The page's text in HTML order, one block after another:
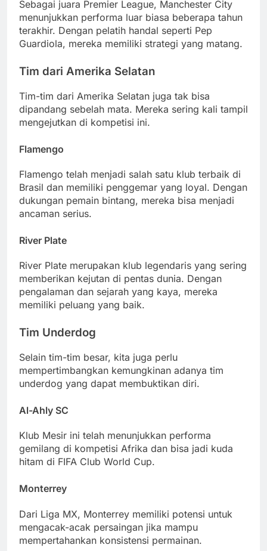
Sebagai juara Premier League, Manchester City
menunjukkan performa luar biasa beberapa tahun
terakhir. Dengan pelatih handal seperti Pep
Guardiola, mereka memiliki strategi yang matang.
Tim dari Amerika Selatan
Tim-tim dari Amerika Selatan juga tak bisa
dipandang sebelah mata. Mereka sering kali tampil
mengejutkan di kompetisi ini.
Flamengo
Flamengo telah menjadi salah satu klub terbaik di
Brasil dan memiliki penggemar yang loyal. Dengan
dukungan pemain bintang, mereka bisa menjadi
ancaman serius.
River Plate
River Plate merupakan klub legendaris yang sering
memberikan kejutan di pentas dunia. Dengan
pengalaman dan sejarah yang kaya, mereka
memiliki peluang yang baik.
Tim Underdog
Selain tim-tim besar, kita juga perlu
mempertimbangkan kemungkinan adanya tim
underdog yang dapat membuktikan diri.
Al-Ahly SC
Klub Mesir ini telah menunjukkan performa
gemilang di kompetisi Afrika dan bisa jadi kuda
hitam di FIFA Club World Cup.
Monterrey
Dari Liga MX, Monterrey memiliki potensi untuk
mengacak-acak persaingan jika mampu
mempertahankan konsistensi permainan.